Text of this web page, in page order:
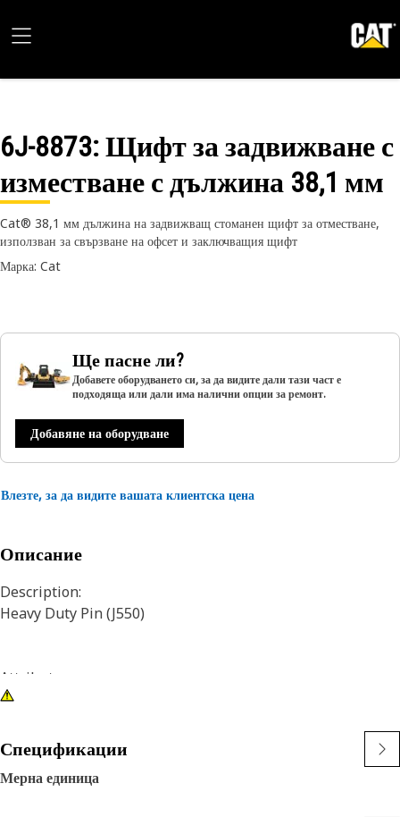
6J-8873: Щифт за задвижване с
изместване с дължина 38,1 мм
Cat® 38,1 мм дължина на задвижващ стоманен щифт за отместване,
използван за свързване на офсет и заключващия щифт
Марка: Cat
Ще пасне ли?
Добавете оборудването си, за да видите дали тази част е
подходяща или дали има налични опции за ремонт.
Добавяне на оборудване
Влезте, за да видите вашата клиентска цена
Описание
Description:
Heavy Duty Pin (J550)
Attributes:
Pin is chamfered on both ends and can be installed from
The pin is grooved.
Спецификации
Мерна единица